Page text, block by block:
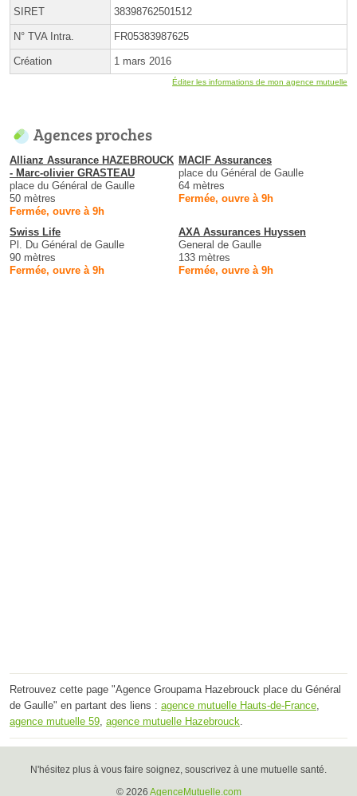
SIRET 38398762501512
N° TVA Intra. FR05383987625
Création 1 mars 2016
Éditer les informations de mon agence mutuelle
Agences proches
Allianz Assurance HAZEBROUCK
- Marc-olivier GRASTEAU
place du Général de Gaulle
50 mètres
Fermée, ouvre à 9h
MACIF Assurances
place du Général de Gaulle
64 mètres
Fermée, ouvre à 9h
Swiss Life
Pl. Du Général de Gaulle
90 mètres
Fermée, ouvre à 9h
AXA Assurances Huyssen
General de Gaulle
133 mètres
Fermée, ouvre à 9h
Retrouvez cette page "Agence Groupama Hazebrouck place du Général
de Gaulle" en partant des liens : agence mutuelle Hauts-de-France
agence mutuelle 59 agence mutuelle Hazebrouck
N'hésitez plus à vous faire soignez, souscrivez à une mutuelle santé.
© 2026 AgenceMutuelle.com